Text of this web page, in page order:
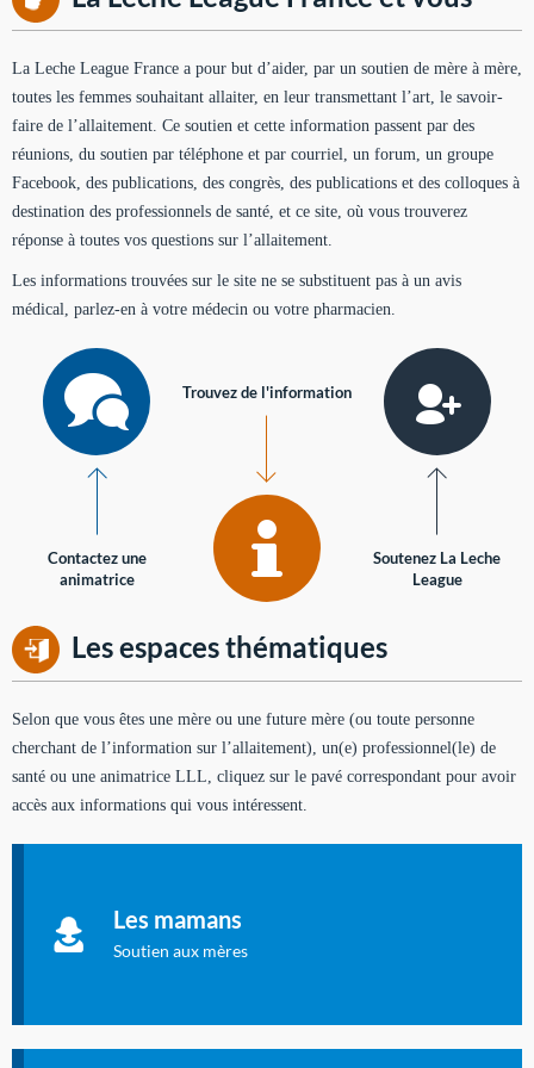
La Leche League France a pour but d’aider, par un soutien de mère à mère,
toutes les femmes souhaitant allaiter, en leur transmettant l’art, le savoir-
faire de l’allaitement. Ce soutien et cette information passent par des
réunions, du soutien par téléphone et par courriel, un forum, un groupe
Facebook, des publications, des congrès, des publications et des colloques à
destination des professionnels de santé, et ce site, où vous trouverez
réponse à toutes vos questions sur l’allaitement.
Les informations trouvées sur le site ne se substituent pas à un avis
médical, parlez-en à votre médecin ou votre pharmacien.
Contactez une
animatrice
Trouvez de l'information
Soutenez La Leche
League
Les espaces thématiques
Selon que vous êtes une mère ou une future mère (ou toute personne
cherchant de l’information sur l’allaitement), un(e) professionnel(le) de
santé ou une animatrice LLL, cliquez sur le pavé correspondant pour avoir
accès aux informations qui vous intéressent.
Les mamans
Soutien aux mères
à allaiter et vous informer : toutes les rubriques qui
concernent l'allaitement.